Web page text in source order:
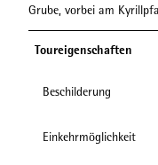
Grube, vorbei am
Toureigenschaften
Beschilderung
Einkehrmöglichkeit